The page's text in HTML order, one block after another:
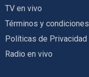
TV en vivo
Términos y condiciones
Políticas de Privacidad
Radio en vivo